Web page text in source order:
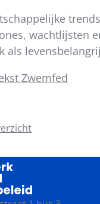
wachtlijsten
als
Zwemfed